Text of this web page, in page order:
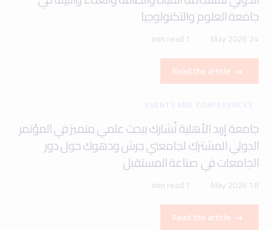
جامعة العلوم والتكنولوجيا
24 May 2026
1 min read
Read the article
EVENTS AND CONFERENCES
جامعة إربد الأهلية تُشارك ببحث علمي متميز في المؤتمر
الدولي المشترك لجامعتي جرش ودهوك حول دور
الجامعات في صناعة المستقبل
18 May 2026
1 min read
Read the article